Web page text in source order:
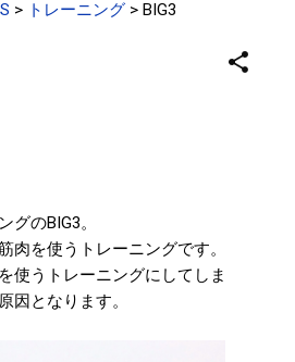
> トレーニング > BIG3
グのBIG3。
肉を使うトレーニングです。
使うトレーニングにしてしま
因となります。